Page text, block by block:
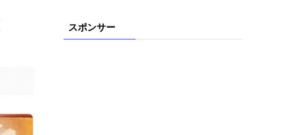
スポンサー